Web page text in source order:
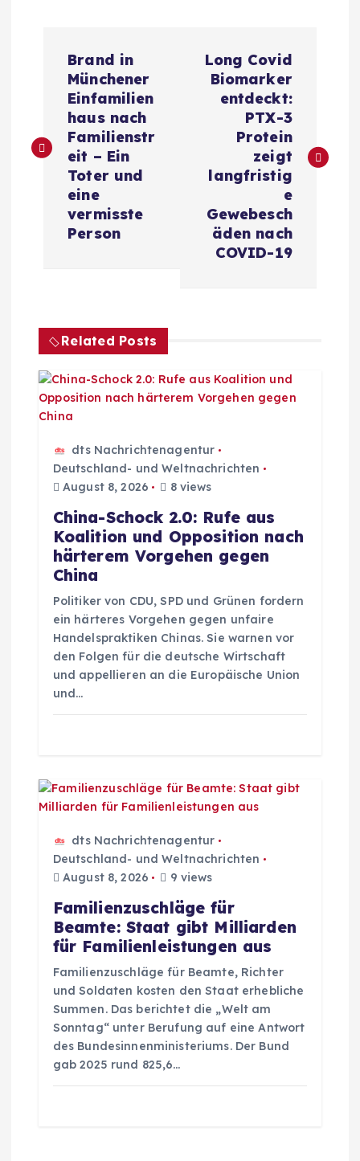
t
s
n
a
Brand in
Münchener
Einfamilien
haus nach
Familienstr
eit – Ein
Toter und
eine
vermisste
Person
Long Covid
Biomarker
entdeckt:
PTX-3
Protein
zeigt
langfristig
e
Gewebesch
äden nach
COVID-19
Related Posts
dts Nachrichtenagentur
Deutschland- und Weltnachrichten
August 8, 2026
8 views
China-Schock 2.0: Rufe aus
Koalition und Opposition nach
härterem Vorgehen gegen
China
Politiker von CDU, SPD und Grünen fordern
ein härteres Vorgehen gegen unfaire
Handelspraktiken Chinas. Sie warnen vor
den Folgen für die deutsche Wirtschaft
und appellieren an die Europäische Union
und…
dts Nachrichtenagentur
Deutschland- und Weltnachrichten
August 8, 2026
9 views
Familienzuschläge für
Beamte: Staat gibt Milliarden
für Familienleistungen aus
Familienzuschläge für Beamte, Richter
und Soldaten kosten den Staat erhebliche
Summen. Das berichtet die „Welt am
Sonntag“ unter Berufung auf eine Antwort
des Bundesinnenministeriums. Der Bund
gab 2025 rund 825,6…